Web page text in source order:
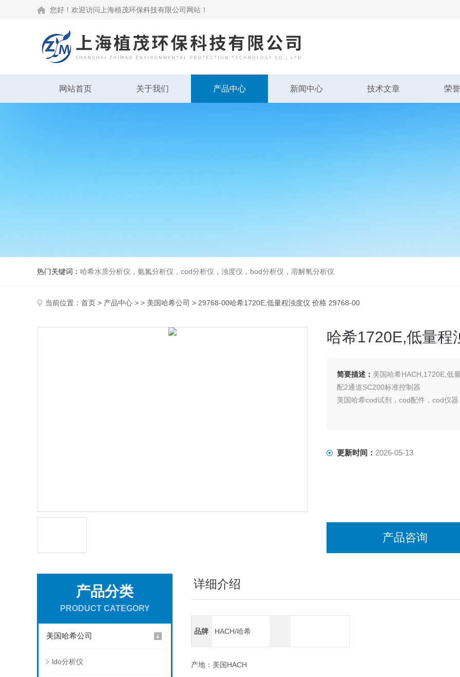
您好！欢迎访问上海植茂环保科技有限公司网站！
网站首页 关于我们 产品中心 新闻中心 技术文章 荣
热门关键词： 哈希水质分析仪，氨氮分析仪，cod分析仪，浊度仪，bod分析仪，溶解氧分析仪
当前位置： 首页 > 产品中心 > > 美国哈希公司 > 29768-00哈希1720E,低量程浊度仪 价格 29768-00
哈希1720E,低量程
简要描述： 美国哈希HACH,1720E,低
配2通道SC200标准控制器
美国哈希cod试剂，cod配件，cod仪
更新时间： 2026-05-13
产品咨询
产品分类
PRODUCT CATEGORY
美国哈希公司
ldo分析仪
详细介绍
品牌 HACH/哈希
产地：美国HACH